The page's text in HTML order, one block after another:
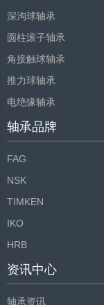
深沟球轴承
圆柱滚子轴承
角接触球轴承
推力球轴承
电绝缘轴承
轴承品牌
FAG
NSK
TIMKEN
IKO
HRB
资讯中心
轴承资讯